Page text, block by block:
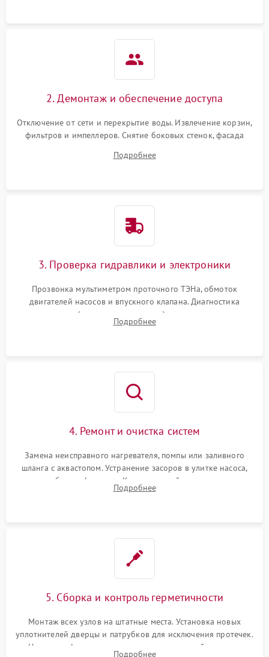
2. Демонтаж и обеспечение доступа
Отключение от сети и перекрытие воды. Извлечение корзин,
фильтров и импеллеров. Снятие боковых стенок, фасада
циркуляционному насосу, ТЭНу и сливной помпе.
Подробнее
3. Проверка гидравлики и электроники
Прозвонка мультиметром проточного ТЭНа, обмоток
двигателей насосов и впускного клапана. Диагностика
прессостата (датчика уровня воды), датчика мутности,
концевика дверцы и электронного модуля управления.
Подробнее
4. Ремонт и очистка систем
Замена неисправного нагревателя, помпы или заливного
шланга с аквастопом. Устранение засоров в улитке насоса,
патрубках и фильтрах. Компонентный ремонт платы
управления, восстановление поврежденной проводки.
Подробнее
5. Сборка и контроль герметичности
Монтаж всех узлов на штатные места. Установка новых
уплотнителей дверцы и патрубков для исключения протечек.
Надежная фиксация хомутов гидравлической системы,
Подробнее